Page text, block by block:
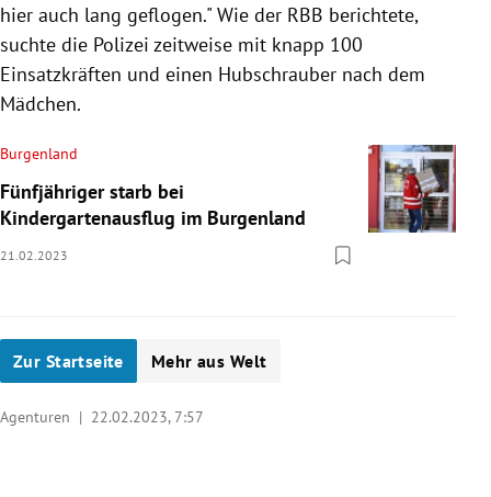
hier auch lang geflogen." Wie der RBB berichtete,
suchte die Polizei zeitweise mit knapp 100
Einsatzkräften und einen Hubschrauber nach dem
Mädchen.
Burgenland
Fünfjähriger starb bei
Kindergartenausflug im Burgenland
21.02.2023
Zur Startseite Mehr aus Welt
Agenturen | 22.02.2023, 7:57